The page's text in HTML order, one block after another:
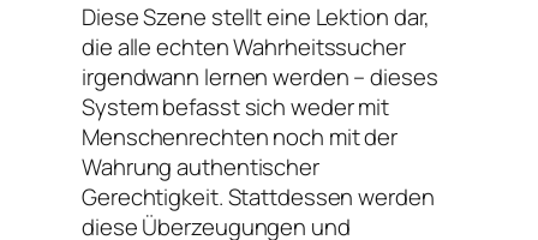
Diese Szene stellt eine Lektion dar,
die alle echten Wahrheitssucher
irgendwann lernen werden – dieses
System befasst sich weder mit
Menschenrechten noch mit der
Wahrung authentischer
Gerechtigkeit. Stattdessen werden
diese Überzeugungen und